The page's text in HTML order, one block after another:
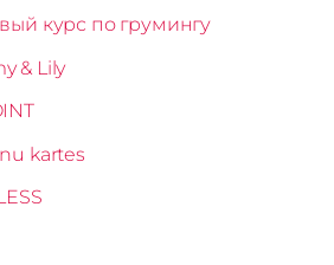
курс по грумингу
& Lily
kartes